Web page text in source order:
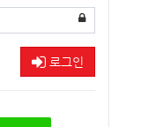
로그인